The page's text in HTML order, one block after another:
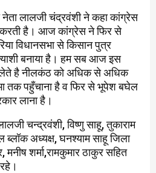
नेता लालजी चंद्रवंशी ने कहा कांग्रेस
करती है। आज कांग्रेस ने फिर से
विधानसभा से किसान पुत्र
बनाया है। हम सब आज इस
है नीलकंठ को अधिक से अधिक
तक पहुँचाना है व फिर से भूपेश बघेल
लाना है।
चन्द्रवंशी, विष्णु साहू, तुकाराम
ब्लॉक अध्यक्ष, घनश्याम साहू जिला
मनीष शर्मा,रामकुमार ठाकुर सहित